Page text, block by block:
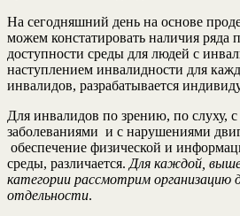
На сегодняшний день на основе
можем констатировать наличия ряда
доступности среды для людей с
наступлением инвалидности для
инвалидов, разрабатывается
Для инвалидов по зрению, по слуху,
заболеваниями и с нарушениями
обеспечение физической и
среды, различается. Для каждой,
категории рассмотрим организацию
отдельности.